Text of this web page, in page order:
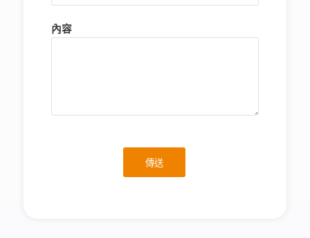
內容